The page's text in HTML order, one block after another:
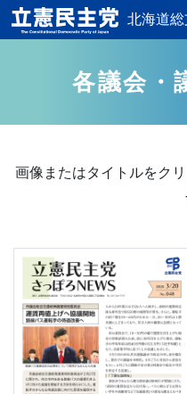
北海道
各議会・
画像またはタイトルをク